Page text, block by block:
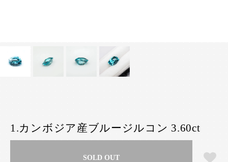
1.カンボジア産ブルージルコン 3.60ct
SOLD OUT